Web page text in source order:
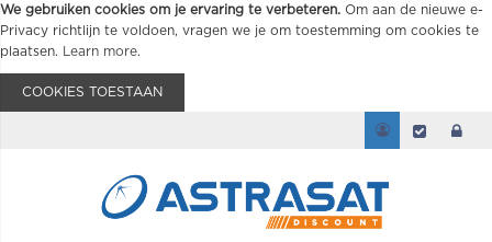
We gebruiken cookies om je ervaring te verbeteren. Om aan de nieuwe e-
Privacy richtlijn te voldoen, vragen we je om toestemming om cookies te
plaatsen.
Learn more.
COOKIES TOESTAAN